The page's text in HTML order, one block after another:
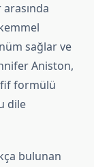
sağlar ve
Aniston,
formülü
dile
bulunan